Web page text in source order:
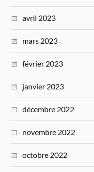
avril 2023
mars 2023
février 2023
janvier 2023
décembre 2022
novembre 2022
octobre 2022